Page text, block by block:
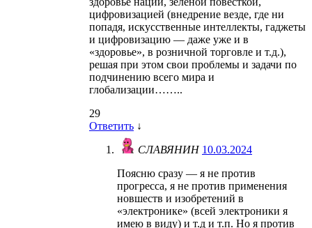
цифровизацией (внедрение везде, где ни
попадя, искусственные интеллекты, гаджеты
и цифровизацию — даже уже и в
«здоровье», в розничной торговле и т.д.),
решая при этом свои проблемы и задачи по
подчинению всего мира и
глобализации……..
29
Ответить ↓
СЛАВЯНИН 10.03.2024
Поясню сразу — я не против
прогресса, я не против применения
новшеств и изобретений в
«электронике» (всей электроники я
имею в виду) и т.д и т.п. Но я против